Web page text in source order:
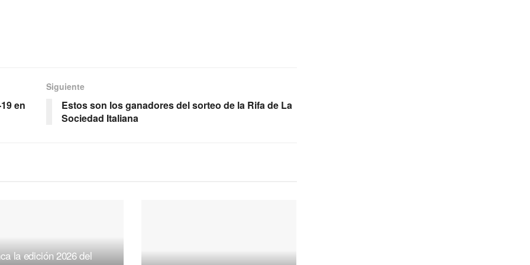
en
Siguiente
Estos son los ganadores del sorteo de la Rifa de La
Sociedad Italiana
la edición 2026 del